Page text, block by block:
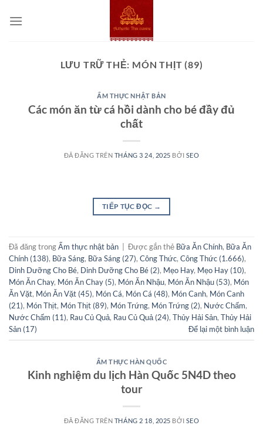
đến
LƯU TRỮ THẺ: MÓN THỊT (89)
ẨM THỰC NHẬT BẢN
Các món ăn từ cá hồi dành cho bé đầy đủ
chất
ĐÃ ĐĂNG TRÊN THÁNG 3 24, 2025 BỞI SEO
TIẾP TỤC ĐỌC →
Đã đăng trongẨm thực nhật bản Được gắn thẻ Bữa Ăn Chính, Bữa Ăn
Chính (138), Bữa Sáng, Bữa Sáng (27), Công Thức, Công Thức (1.666),
Dinh Dưỡng Cho Bé, Dinh Dưỡng Cho Bé (2), Mẹo Hay, Mẹo Hay (10),
Món Ăn Chay, Món Ăn Chay (5), Món Ăn Nhậu, Món Ăn Nhậu (53), Món
Ăn Vặt, Món Ăn Vặt (45), Món Cá, Món Cá (48), Món Canh, Món Canh
(21), Món Thịt, Món Thịt (89), Món Trứng, Món Trứng (2), Nước Chấm,
Nước Chấm (11), Rau Củ Quả, Rau Củ Quả (24), Thủy Hải Sản, Thủy Hải
Sản (17)
Để lại một bình luận
ẨM THỰC HÀN QUỐC
Kinh nghiệm du lịch Hàn Quốc 5N4D theo
tour
ĐÃ ĐĂNG TRÊN THÁNG 2 18, 2025 BỞI SEO